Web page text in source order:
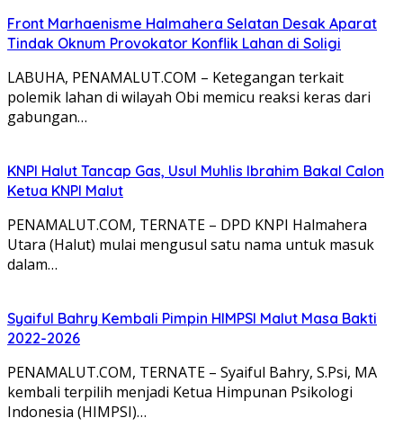
Front Marhaenisme Halmahera Selatan Desak Aparat
Tindak Oknum Provokator Konflik Lahan di Soligi
LABUHA, PENAMALUT.COM – Ketegangan terkait
polemik lahan di wilayah Obi memicu reaksi keras dari
gabungan…
KNPI Halut Tancap Gas, Usul Muhlis Ibrahim Bakal Calon
Ketua KNPI Malut
PENAMALUT.COM, TERNATE – DPD KNPI Halmahera
Utara (Halut) mulai mengusul satu nama untuk masuk
dalam…
Syaiful Bahry Kembali Pimpin HIMPSI Malut Masa Bakti
2022-2026
PENAMALUT.COM, TERNATE – Syaiful Bahry, S.Psi, MA
kembali terpilih menjadi Ketua Himpunan Psikologi
Indonesia (HIMPSI)…